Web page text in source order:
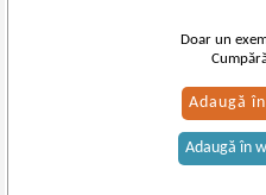
Doar un
Adaugă
Adaugă în